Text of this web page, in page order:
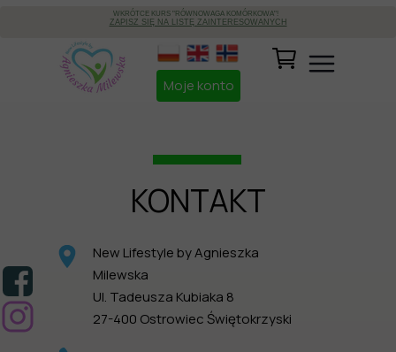
Moje konto
WKRÓTCE KURS "RÓWNOWAGA KOMÓRKOWA"!
ZAPISZ SIĘ NA LISTĘ ZAINTERESOWANYCH
KONTAKT
New Lifestyle by Agnieszka
Milewska
Ul. Tadeusza Kubiaka 8
27-400 Ostrowiec Świętokrzyski